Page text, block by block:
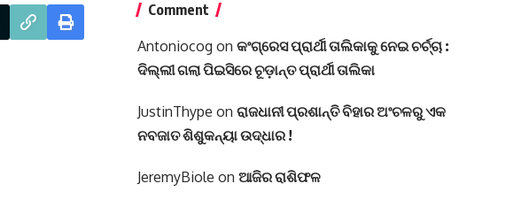
Comment
Antoniocog on କଂଗ୍ରେସ ପ୍ରାର୍ଥୀ ତାଲିକାକୁ ନେଇ ଚର୍ଚ୍ଚା :
ଦିଲ୍ଲୀ ଗଲା ପିଇସିରେ ଚୂଡ଼ାନ୍ତ ପ୍ରାର୍ଥୀ ତାଲିକା
JustinThype on ରାଜଧାନୀ ପ୍ରଶାନ୍ତି ବିହାର ଅଂଚଳରୁ ଏକ
ନବଜାତ ଶିଶୁକନ୍ୟା ଉଦ୍ଧାର !
JeremyBiole on ଆଜିର ରାଶିଫଳ